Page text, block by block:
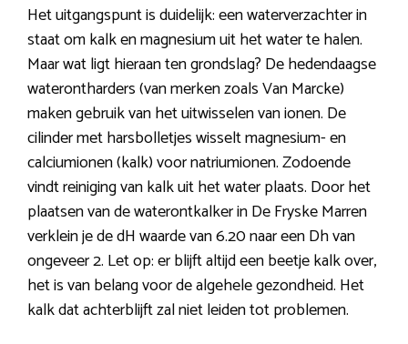
Het uitgangspunt is duidelijk: een waterverzachter in
staat om kalk en magnesium uit het water te halen.
Maar wat ligt hieraan ten grondslag? De hedendaagse
waterontharders (van merken zoals Van Marcke)
maken gebruik van het uitwisselen van ionen. De
cilinder met harsbolletjes wisselt magnesium- en
calciumionen (kalk) voor natriumionen. Zodoende
vindt reiniging van kalk uit het water plaats. Door het
plaatsen van de waterontkalker in De Fryske Marren
verklein je de dH waarde van 6.20 naar een Dh van
ongeveer 2. Let op: er blijft altijd een beetje kalk over,
het is van belang voor de algehele gezondheid. Het
kalk dat achterblijft zal niet leiden tot problemen.